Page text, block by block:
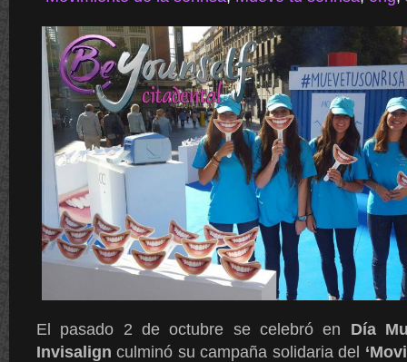
El pasado 2 de octubre se celebró en Día
Invisalign culminó su campaña solidaria del